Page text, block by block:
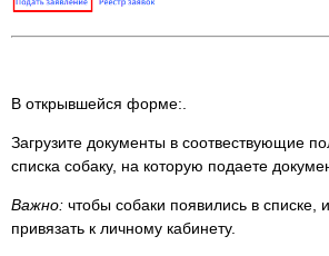
В открывшейся форме:.
Загрузите документы в соотвествующие
списка собаку, на которую подаете
Важно: чтобы собаки появились в списке,
привязать к личному кабинету.